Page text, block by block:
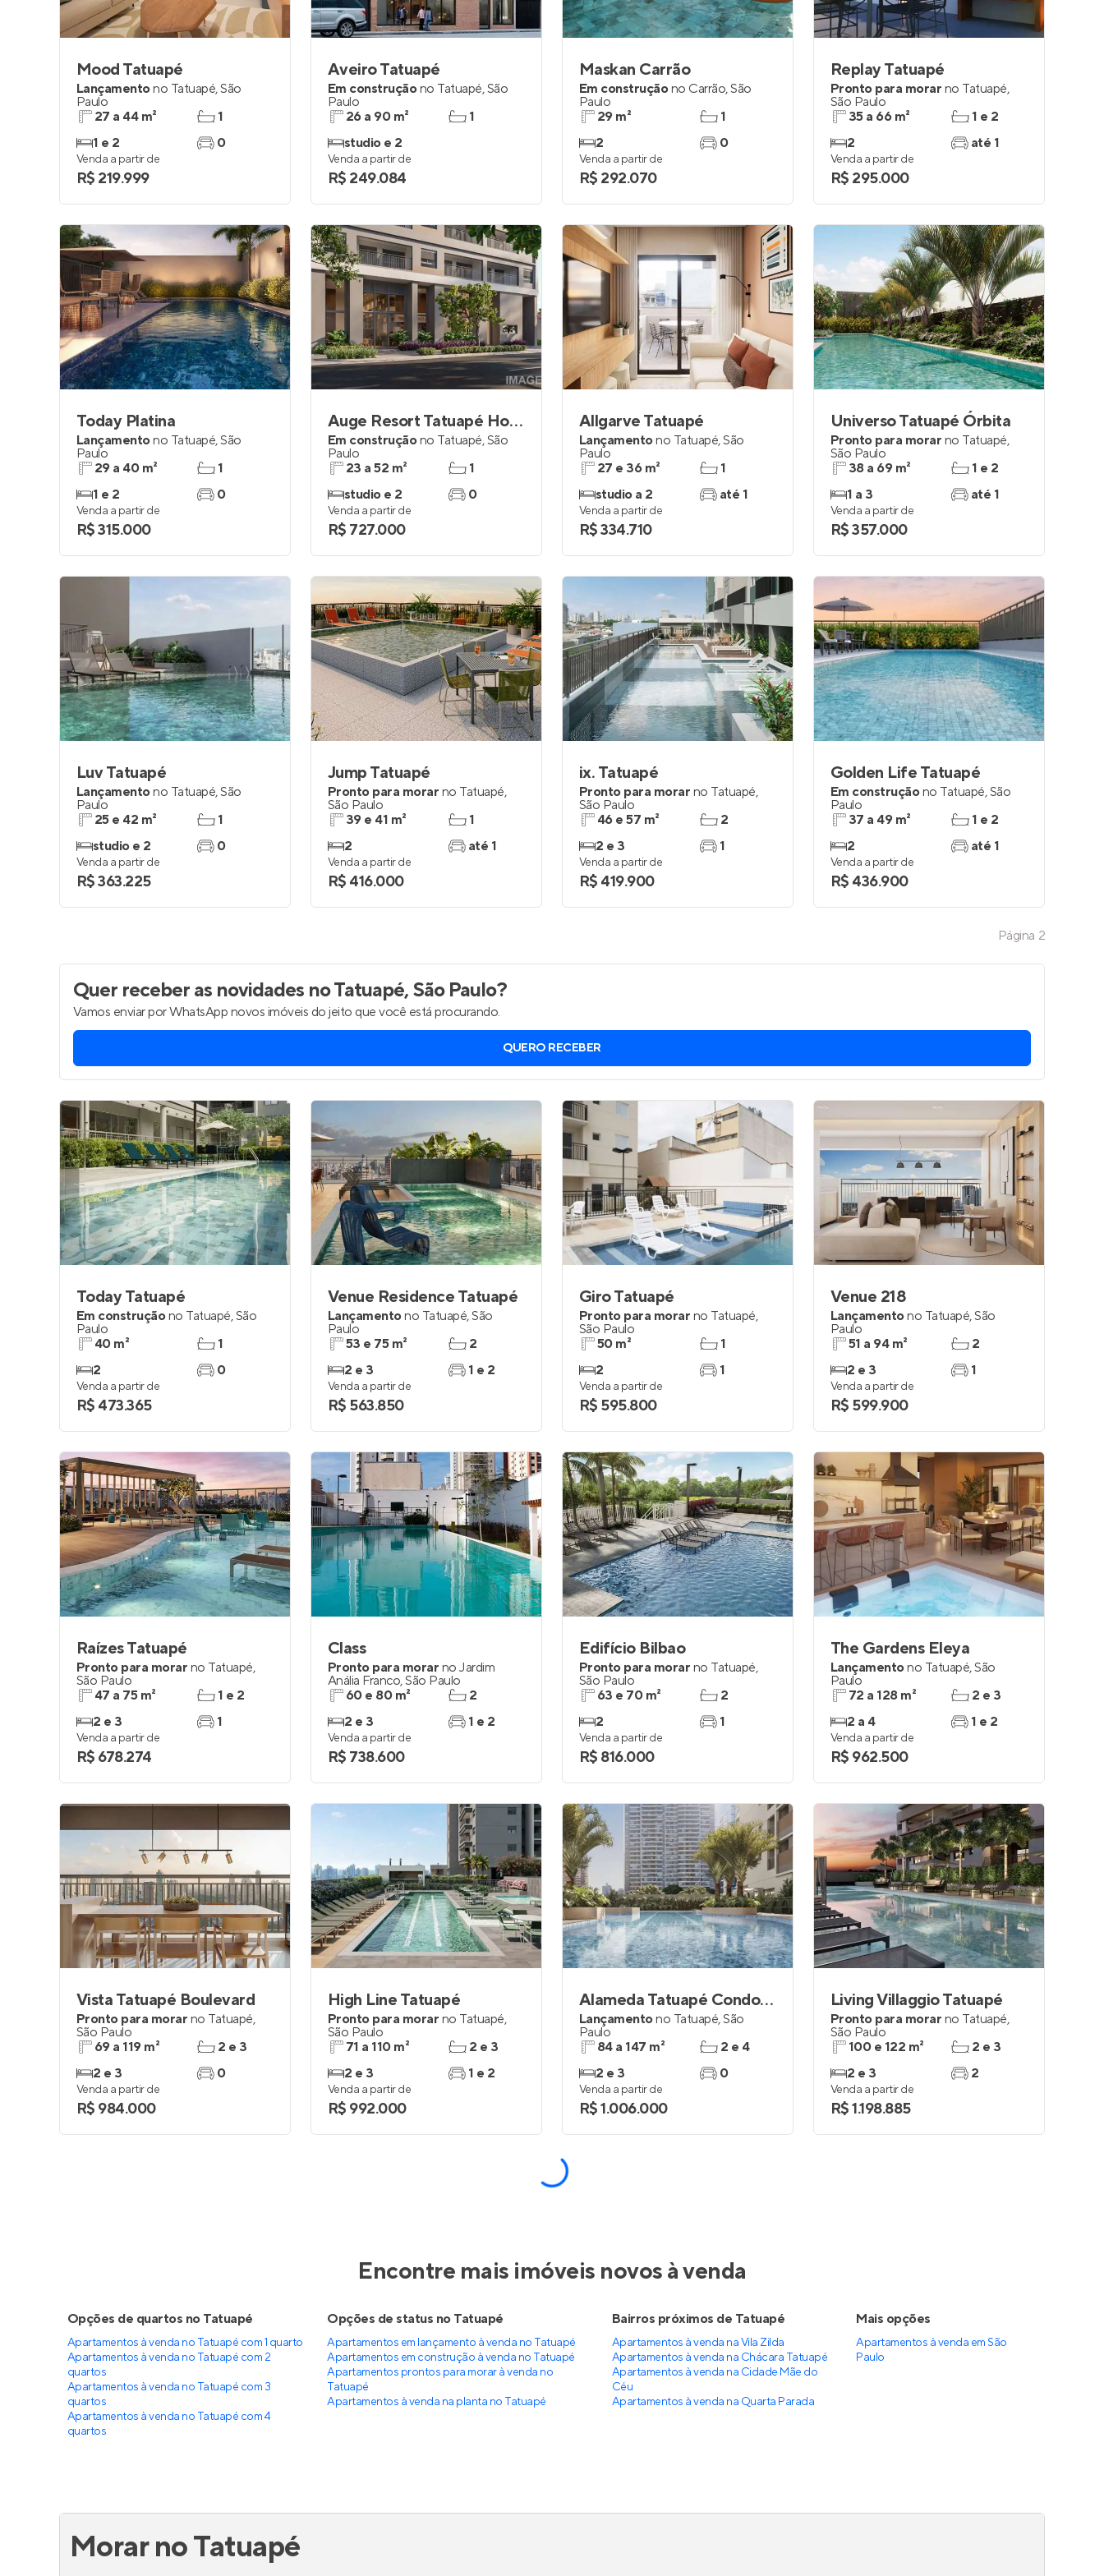
Entrar no Apto
Página 2
Mood Tatuapé
Lançamentono Tatuapé,São
Paulo
27 a 44 m²
1 e 2
1
0
Venda a partir de
R$ 219.999
Aveiro Tatuapé
Em construçãono Tatuapé,São
Paulo
26 a 90 m²
studio e 2
1
Venda a partir de
R$ 249.084
Maskan Carrão
Em construçãono Carrão,São
Paulo
29 m²
2
1
0
Venda a partir de
R$ 292.070
Replay Tatuapé
Pronto para morar no Tatuapé,
São Paulo
35 a 66 m²
2
1 e 2
até 1
Venda a partir de
R$ 295.000
Today Platina
Lançamentono Tatuapé,São
Paulo
29 a 40 m²
1 e 2
1
0
Venda a partir de
R$ 315.000
Auge Resort Tatuapé Home Spaces
Em construçãono Tatuapé,São
Paulo
23 a 52 m²
studio e 2
1
0
Venda a partir de
R$ 727.000
Allgarve Tatuapé
Lançamentono Tatuapé,São
Paulo
27 e 36 m²
studio a 2
1
até 1
Venda a partir de
R$ 334.710
Universo Tatuapé Órbita
Pronto para morar no Tatuapé,
São Paulo
38 a 69 m²
1 a 3
1 e 2
até 1
Venda a partir de
R$ 357.000
Luv Tatuapé
Lançamentono Tatuapé,São
Paulo
25 e 42 m²
studio e 2
1
0
Venda a partir de
R$ 363.225
Jump Tatuapé
Pronto para morar no Tatuapé,
São Paulo
39 e 41 m²
2
1
até 1
Venda a partir de
R$ 416.000
ix. Tatuapé
Pronto para morar no Tatuapé,
São Paulo
46 e 57 m²
2 e 3
2
1
Venda a partir de
R$ 419.900
Golden Life Tatuapé
Em construçãono Tatuapé,São
Paulo
37 a 49 m²
2
1 e 2
até 1
Venda a partir de
R$ 436.900
Quer receber as novidades no Tatuapé, São Paulo?
Vamos enviar por WhatsApp novos imóveis do jeito que você está procurando.
QUERO RECEBER
Today Tatuapé
Em construçãono Tatuapé,São
Paulo
40 m²
2
1
0
Venda a partir de
R$ 473.365
Venue Residence Tatuapé
Lançamentono Tatuapé,São
Paulo
53 e 75 m²
2 e 3
2
1 e 2
Venda a partir de
R$ 563.850
Giro Tatuapé
Pronto para morar no Tatuapé,
São Paulo
50 m²
2
1
1
Venda a partir de
R$ 595.800
Venue 218
Lançamentono Tatuapé,São
Paulo
51 a 94 m²
2 e 3
2
1
Venda a partir de
R$ 599.900
Raízes Tatuapé
Pronto para morar no Tatuapé,
São Paulo
47 a 75 m²
2 e 3
1 e 2
1
Venda a partir de
R$ 678.274
Class
Pronto para morar no Jardim
Anália Franco,São Paulo
60 e 80 m²
2 e 3
2
1 e 2
Venda a partir de
R$ 738.600
Edifício Bilbao
Pronto para morar no Tatuapé,
São Paulo
63 e 70 m²
2
2
1
Venda a partir de
R$ 816.000
The Gardens Eleya
Lançamentono Tatuapé,São
Paulo
72 a 128 m²
2 a 4
2 e 3
1 e 2
Venda a partir de
R$ 962.500
Vista Tatuapé Boulevard
Pronto para morar no Tatuapé,
São Paulo
69 a 119 m²
2 e 3
2 e 3
0
Venda a partir de
R$ 984.000
High Line Tatuapé
Pronto para morar no Tatuapé,
São Paulo
71 a 110 m²
2 e 3
2 e 3
1 e 2
Venda a partir de
R$ 992.000
Alameda Tatuapé Condomínio Clube Residences
Lançamentono Tatuapé,São
Paulo
84 a 147 m²
2 e 3
2 e 4
0
Venda a partir de
R$ 1.006.000
Living Villaggio Tatuapé
Pronto para morar no Tatuapé,
São Paulo
100 e 122 m²
2 e 3
2 e 3
2
Venda a partir de
R$ 1.198.885
Residencial Andaluzia
Em construção
Cardim,São Paulo
90 e 110 m²
2 e 3
1 e 2
Alta Floresta
Em construçãonoTatuapé,São
Paulo
140 m²
2
Alameda Tatuapé Condomínio Clube Home Spaces
LançamentonoTatuapé,São
26 a 56 m²
1
Oliva 317